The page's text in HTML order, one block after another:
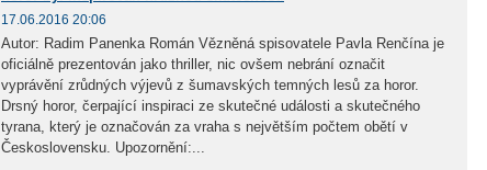
17.06.2016 20:06
Autor: Radim Panenka Román Vězněná spisovatele Pavla Renčína je
oficiálně prezentován jako thriller, nic ovšem nebrání označit
vyprávění zrůdných výjevů z šumavských temných lesů za horor.
Drsný horor, čerpající inspiraci ze skutečné události a skutečného
tyrana, který je označován za vraha s největším počtem obětí v
Československu. Upozornění:...